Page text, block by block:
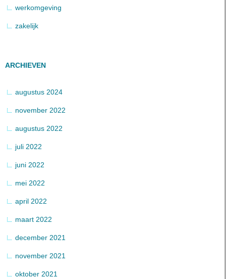
werkomgeving
zakelijk
ARCHIEVEN
augustus 2024
november 2022
augustus 2022
juli 2022
juni 2022
mei 2022
april 2022
maart 2022
december 2021
november 2021
oktober 2021